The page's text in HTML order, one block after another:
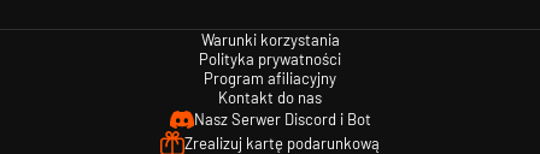
Warunki korzystania
Polityka prywatności
Program afiliacyjny
Kontakt do nas
Nasz Serwer Discord i Bot
Zrealizuj kartę podarunkową